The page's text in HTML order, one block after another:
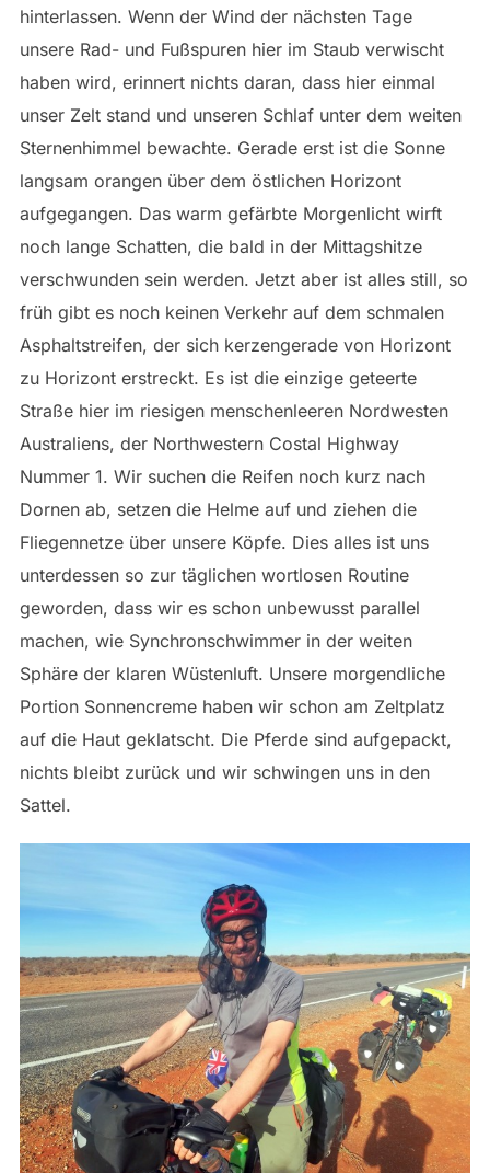
hinterlassen. Wenn der Wind der nächsten Tage
unsere Rad- und Fußspuren hier im Staub verwischt
haben wird, erinnert nichts daran, dass hier einmal
unser Zelt stand und unseren Schlaf unter dem weiten
Sternenhimmel bewachte. Gerade erst ist die Sonne
langsam orangen über dem östlichen Horizont
aufgegangen. Das warm gefärbte Morgenlicht wirft
noch lange Schatten, die bald in der Mittagshitze
verschwunden sein werden. Jetzt aber ist alles still, so
früh gibt es noch keinen Verkehr auf dem schmalen
Asphaltstreifen, der sich kerzengerade von Horizont
zu Horizont erstreckt. Es ist die einzige geteerte
Straße hier im riesigen menschenleeren Nordwesten
Australiens, der Northwestern Costal Highway
Nummer 1. Wir suchen die Reifen noch kurz nach
Dornen ab, setzen die Helme auf und ziehen die
Fliegennetze über unsere Köpfe. Dies alles ist uns
unterdessen so zur täglichen wortlosen Routine
geworden, dass wir es schon unbewusst parallel
machen, wie Synchronschwimmer in der weiten
Sphäre der klaren Wüstenluft. Unsere morgendliche
Portion Sonnencreme haben wir schon am Zeltplatz
auf die Haut geklatscht. Die Pferde sind aufgepackt,
nichts bleibt zurück und wir schwingen uns in den
Sattel.